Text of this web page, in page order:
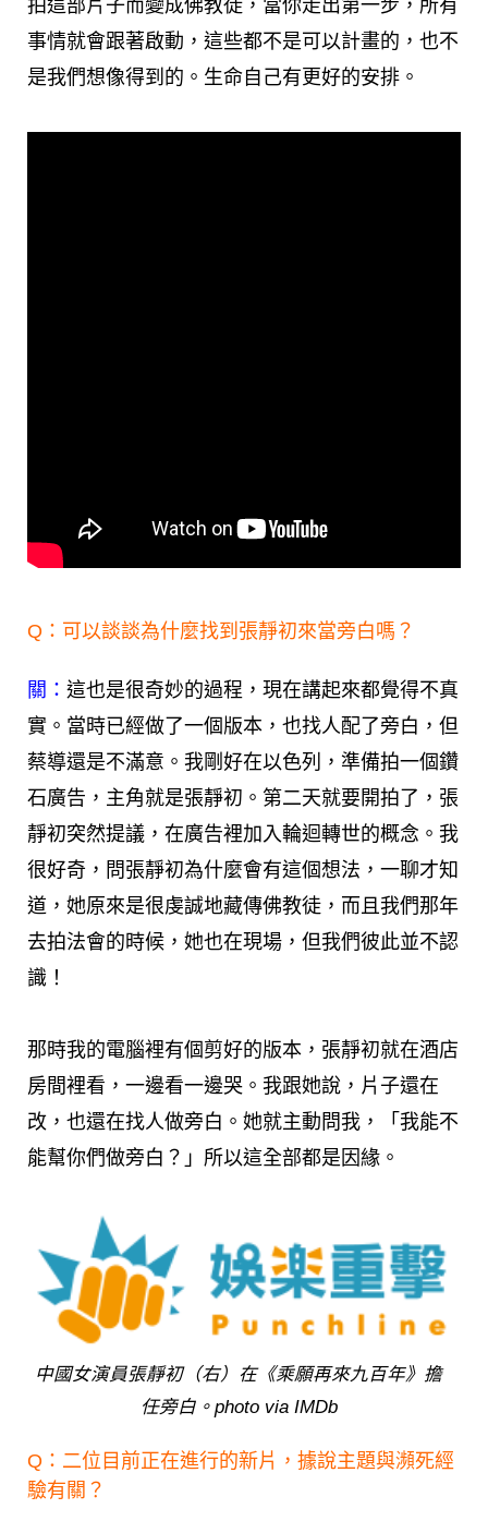
拍這部片子而變成佛教徒，當你走出第一步，所有
事情就會跟著啟動，這些都不是可以計畫的，也不
是我們想像得到的。生命自己有更好的安排。
Q：可以談談為什麼找到張靜初來當旁白嗎？
關： 這也是很奇妙的過程，現在講起來都覺得不真
實。當時已經做了一個版本，也找人配了旁白，但
蔡導還是不滿意。我剛好在以色列，準備拍一個鑽
石廣告，主角就是張靜初。第二天就要開拍了，張
靜初突然提議，在廣告裡加入輪迴轉世的概念。我
很好奇，問張靜初為什麼會有這個想法，一聊才知
道，她原來是很虔誠地藏傳佛教徒，而且我們那年
去拍法會的時候，她也在現場，但我們彼此並不認
識！
那時我的電腦裡有個剪好的版本，張靜初就在酒店
房間裡看，一邊看一邊哭。我跟她說，片子還在
改，也還在找人做旁白。她就主動問我，「我能不
能幫你們做旁白？」所以這全部都是因緣。
中國女演員張靜初（右）在《乘願再來九百年》擔
任旁白。photo via IMDb
Q：二位目前正在進行的新片，據說主題與瀕死經
驗有關？